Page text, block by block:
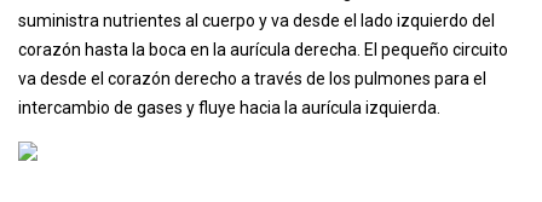
suministra nutrientes al cuerpo y va desde el lado izquierdo del
corazón hasta la boca en la aurícula derecha. El pequeño circuito
va desde el corazón derecho a través de los pulmones para el
intercambio de gases y fluye hacia la aurícula izquierda.